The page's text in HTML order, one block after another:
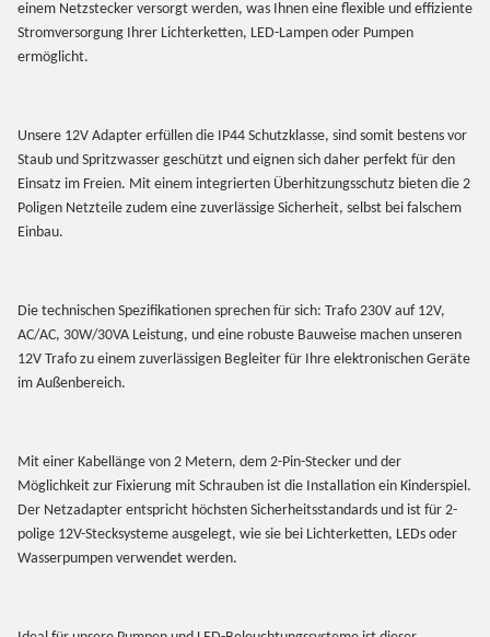
einem Netzstecker versorgt werden, was Ihnen eine flexible und effiziente
Stromversorgung Ihrer Lichterketten, LED-Lampen oder Pumpen
ermöglicht.
Unsere 12V Adapter erfüllen die IP44 Schutzklasse, sind somit bestens vor
Staub und Spritzwasser geschützt und eignen sich daher perfekt für den
Einsatz im Freien. Mit einem integrierten Überhitzungsschutz bieten die 2
Poligen Netzteile zudem eine zuverlässige Sicherheit, selbst bei falschem
Einbau.
Die technischen Spezifikationen sprechen für sich: Trafo 230V auf 12V,
AC/AC, 30W/30VA Leistung, und eine robuste Bauweise machen unseren
12V Trafo zu einem zuverlässigen Begleiter für Ihre elektronischen Geräte
im Außenbereich.
Mit einer Kabellänge von 2 Metern, dem 2-Pin-Stecker und der
Möglichkeit zur Fixierung mit Schrauben ist die Installation ein Kinderspiel.
Der Netzadapter entspricht höchsten Sicherheitsstandards und ist für 2-
polige 12V-Stecksysteme ausgelegt, wie sie bei Lichterketten, LEDs oder
Wasserpumpen verwendet werden.